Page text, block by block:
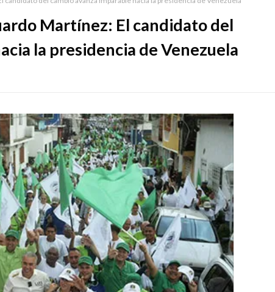
Martínez: El candidato del
la presidencia de Venezuela